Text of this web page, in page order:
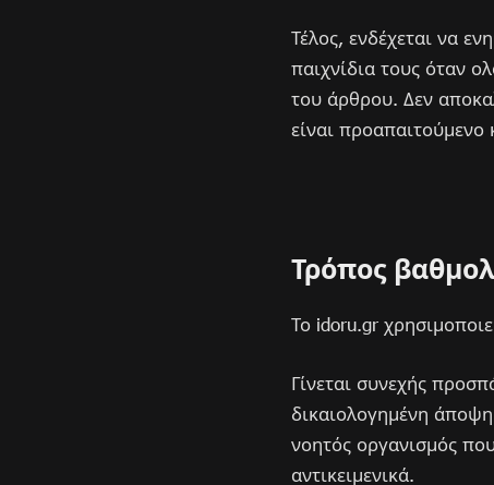
Τέλος, ενδέχεται να
παιχνίδια τους όταν
του άρθρου. Δεν
είναι προαπαιτούμενο
Τρόπος
Το idoru.gr
Γίνεται συνεχής
δικαιολογημένη
νοητός οργανισμός
αντικειμενικά.